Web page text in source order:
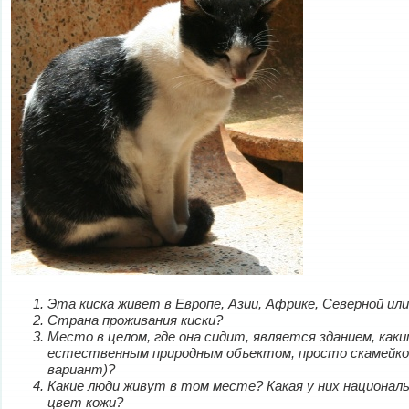
Эта киска живет в Европе, Азии, Африке, Северной
Страна проживания киски?
Место в целом, где она сидит, является зданием,
естественным природным объектом, просто
вариант)?
Какие люди живут в том месте? Какая у них
цвет кожи?